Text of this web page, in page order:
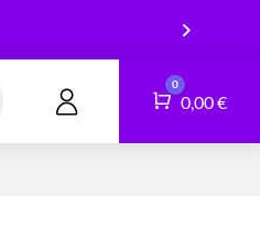
Panier
0
0,00€